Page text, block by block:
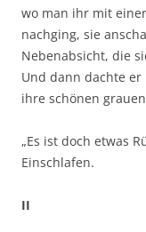
wo man ihr mit
nachging, sie
Nebenabsicht, die
Und dann dachte
ihre schönen
„Es ist doch etwas
Einschlafen.
II